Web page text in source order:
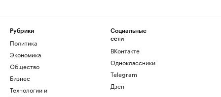
Рубрики
Политика
Экономика
Общество
Бизнес
Технологии и
Социальные
сети
ВКонтакте
Одноклассники
Telegram
Дзен